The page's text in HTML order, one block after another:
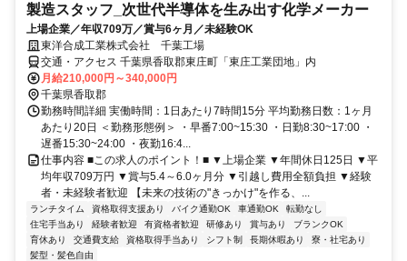
製造スタッフ_次世代半導体を生み出す化学メーカー
上場企業／年収709万／賞与6ヶ月／未経験OK
東洋合成工業株式会社 千葉工場
交通・アクセス 千葉県香取郡東庄町「東庄工業団地」内
月給210,000円～340,000円
千葉県香取郡
勤務時間詳細 実働時間：1日あたり7時間15分 平均勤務日数：1ヶ月
あたり20日 ＜勤務形態例＞ ・早番7:00~15:30 ・日勤8:30~17:00 ・
遅番15:30~24:00 ・夜勤16:4...
仕事内容 ■この求人のポイント！■ ▼上場企業 ▼年間休日125日 ▼平
均年収709万円 ▼賞与5.4～6.0ヶ月分 ▼引越し費用全額負担 ▼経験
者・未経験者歓迎 【未来の技術の"きっかけ"を作る、...
ランチタイム 資格取得支援あり バイク通勤OK 車通勤OK
転勤なし
住宅手当あり
経験者歓迎 有資格者歓迎 研修あり 賞与あり
ブランクOK
育休あり
交通費支給 資格取得手当あり シフト制 長期休暇あり
寮・社宅あり
髪型・髪色自由